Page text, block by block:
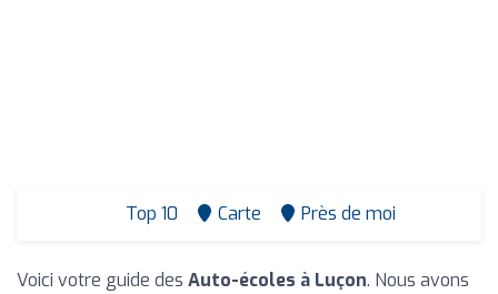
Top 10 Carte Près de moi
Voici votre guide des Auto-écoles à Luçon. Nous avons